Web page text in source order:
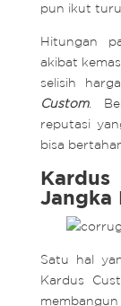
pun ikut
Hitungan
akibat
selisih
Custom.
reputasi
bisa
Jangka
Satu hal
Kardus